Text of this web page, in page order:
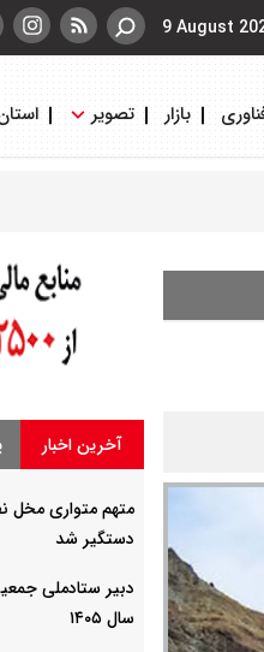
9 August
بازار تصویر
آخرین اخبار
متهم متواری مخل
دستگیر شد
دبیر ستادملی
سال ۱۴۰۵